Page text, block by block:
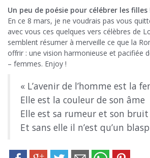
Un peu de poésie pour célébrer les filles
En ce 8 mars, je ne voudrais pas vous
avec vous ces quelques vers célèbres de
semblent résumer à merveille ce que la
offrir : une vision harmonieuse et pacifiée
– femmes. Enjoy !
« L’avenir de l’homme est la
Elle est la couleur de son âme
Elle est sa rumeur et son bruit
Et sans elle il n’est qu’un